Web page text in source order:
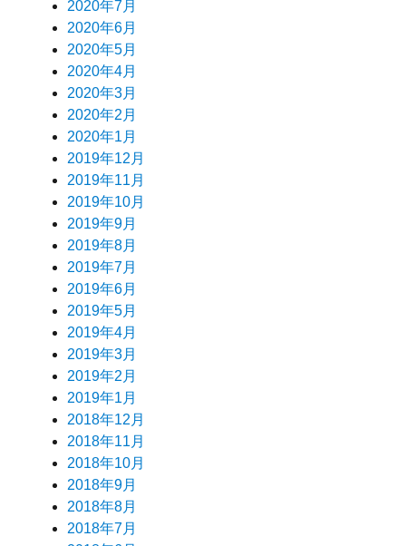
2020年7月
2020年6月
2020年5月
2020年4月
2020年3月
2020年2月
2020年1月
2019年12月
2019年11月
2019年10月
2019年9月
2019年8月
2019年7月
2019年6月
2019年5月
2019年4月
2019年3月
2019年2月
2019年1月
2018年12月
2018年11月
2018年10月
2018年9月
2018年8月
2018年7月